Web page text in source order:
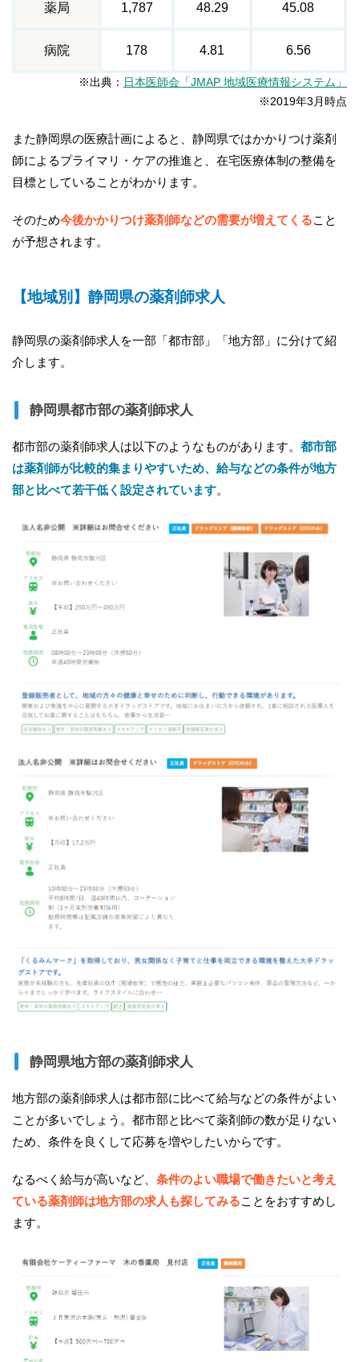
薬局 1,787 48.29 45.08
病院 178 4.81 6.56
※出典： 日本医師会「JMAP 地域医療情報システム」
※2019年3月時点
また静岡県の医療計画によると、静岡県ではかかりつけ薬剤
師によるプライマリ・ケアの推進と、在宅医療体制の整備を
目標としていることがわかります。
そのため今後かかりつけ薬剤師などの需要が増えてくること
が予想されます。
【地域別】静岡県の薬剤師求人
静岡県の薬剤師求人を一部「都市部」「地方部」に分けて紹
介します。
静岡県都市部の薬剤師求人
都市部の薬剤師求人は以下のようなものがあります。 都市部
は薬剤師が比較的集まりやすいため、給与などの条件が地方
部と比べて若干低く設定されています。
静岡県地方部の薬剤師求人
地方部の薬剤師求人は都市部に比べて給与などの条件がよい
ことが多いでしょう。都市部と比べて薬剤師の数が足りない
ため、条件を良くして応募を増やしたいからです。
なるべく給与が高いなど、 条件のよい職場で働きたいと考え
ている薬剤師は地方部の求人も探してみることをおすすめし
ます。